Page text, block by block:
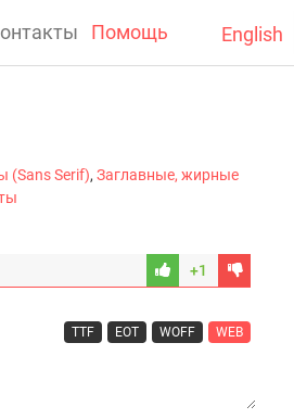
Помощь English
(Sans Serif), Заглавные, жирные
+1
TTF EOT WOFF WEB